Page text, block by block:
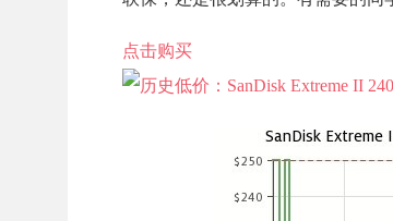
点击购买